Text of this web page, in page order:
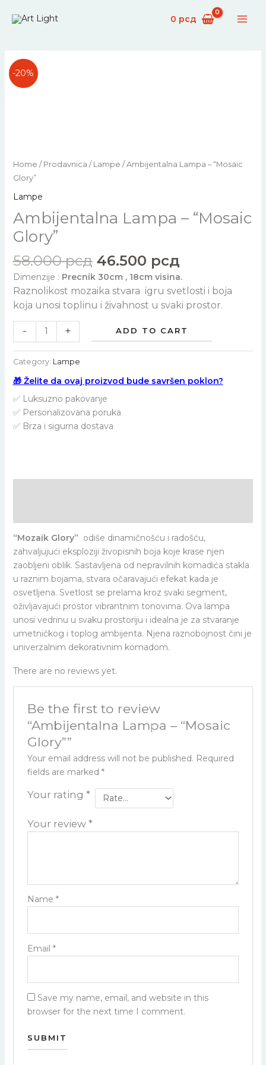
0 рсд
-20%
Home / Prodavnica / Lampe / Ambijentalna Lampa – “Mosaic
Glory”
Lampe
Ambijentalna Lampa – “Mosaic
Glory”
58.000рсд
Original
46.500 рсд
Current
Dimenzije : Precnik 30cm , 18cm visina.
Raznolikost mozaika stvara igru svetlosti i boja
koja unosi toplinu i živahnost u svaki prostor.
-
Ambijentalna
Lampa
–
“Mosaic
Glory”
quantity
+ ADD TO CART
Category: Lampe
🎁 Želite da ovaj proizvod bude savršen poklon?
✅ Luksuzno pakovanje
✅ Personalizovana poruka
✅ Brza i sigurna dostava
“Mozaik Glory” odiše dinamičnošću i radošću,
zahvaljujući eksploziji živopisnih boja koje krase njen
zaobljeni oblik. Sastavljena od nepravilnih komadića stakla
u raznim bojama, stvara očaravajući efekat kada je
osvetljena. Svetlost se prelama kroz svaki segment,
oživljavajući prostor vibrantnim tonovima. Ova lampa
unosi vedrinu u svaku prostoriju i idealna je za stvaranje
umetničkog i toplog ambijenta. Njena raznobojnost čini je
univerzalnim dekorativnim komadom.
There are no reviews yet.
Be the first to review
“Ambijentalna Lampa – “Mosaic
Glory””
Your email address will not be published. Required
fields are marked *
Your rating *
Your review *
Name *
Email *
Save my name, email, and website in this
browser for the next time I comment.